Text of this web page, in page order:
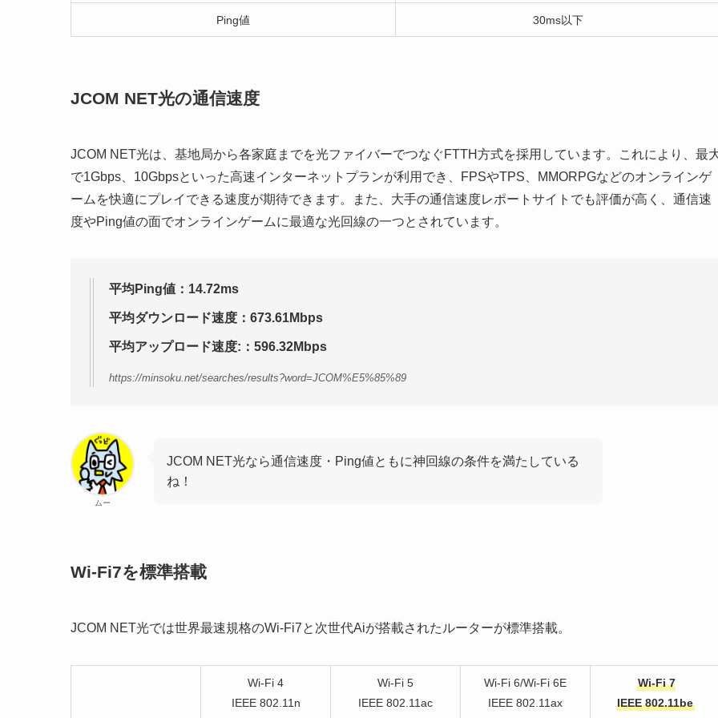
Ping値 30ms以下
JCOM NET光の通信速度
JCOM NET光は、基地局から各家庭までを光ファイバーでつなぐFTTH方式を採用しています。これにより、最
で1Gbps、10Gbpsといった高速インターネットプランが利用でき、FPSやTPS、MMORPGなどのオンラインゲ
ームを快適にプレイできる速度が期待できます。また、大手の通信速度レポートサイトでも評価が高く、通信速
度やPing値の面でオンラインゲームに最適な光回線の一つとされています。
平均Ping値： 14.72ms
平均ダウンロード速度： 673.61Mbps
平均アップロード速度: ：596.32Mbps
https://minsoku.net/searches/results?word=JCOM%E5%85%89
ムー
JCOM NET光なら通信速度・Ping値ともに神回線の条件を満たしている
ね！
Wi-Fi7を標準搭載
JCOM NET光では世界最速規格のWi-Fi7と次世代Aiが搭載されたルーターが標準搭載。
Wi-Fi 4
IEEE 802.11n
Wi-Fi 5
IEEE 802.11ac
Wi-Fi 6/Wi-Fi 6E
IEEE 802.11ax
Wi-Fi 7
IEEE 802.11be